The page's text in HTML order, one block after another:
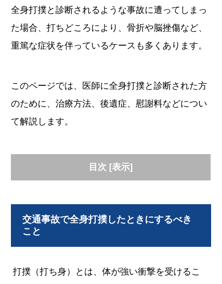
全身打撲と診断されるような事故に遭ってしまっ
た場合、打ちどころにより、骨折や脳挫傷など、
重篤な症状を伴っているケースも多くあります。
このページでは、医師に全身打撲と診断された方
のために、治療方法、後遺症、慰謝料などについ
て解説します。
目次 [表示]
交通事故で全身打撲したときにするべき
こと
打撲（打ち身）とは、体が強い衝撃を受けるこ